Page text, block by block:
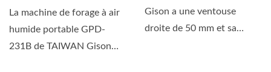
La machine de forage à air
humide portable GPD-
231B de TAIWAN Gison
Gison a une ventouse
droite de 50 mm et sa